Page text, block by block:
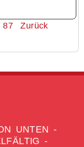
87 Zurück
UNTEN -
-